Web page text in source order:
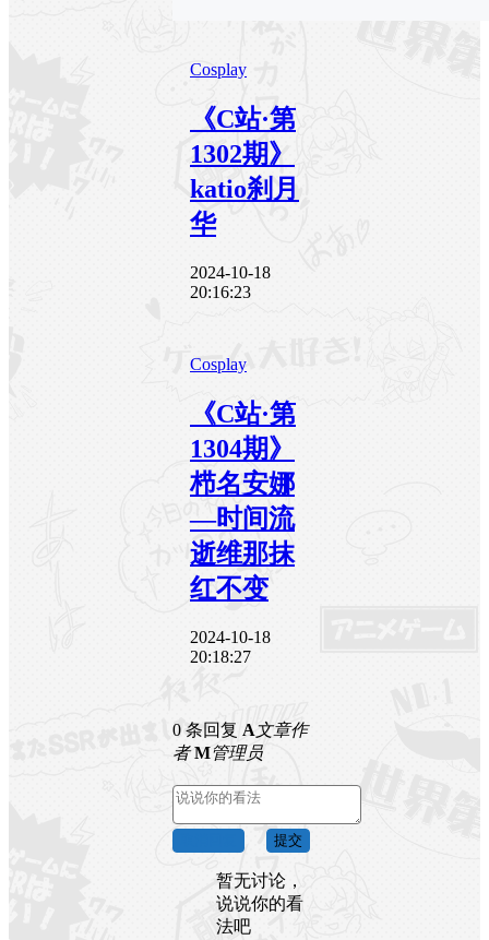
Cosplay
《C站·第
1302期》
katio刹月
华
2024-10-18
20:16:23
Cosplay
《C站·第
1304期》
栉名安娜
―时间流
逝维那抹
红不变
2024-10-18
20:18:27
0 条回复 A文章作
者 M管理员
提交
暂无讨论，
说说你的看
法吧